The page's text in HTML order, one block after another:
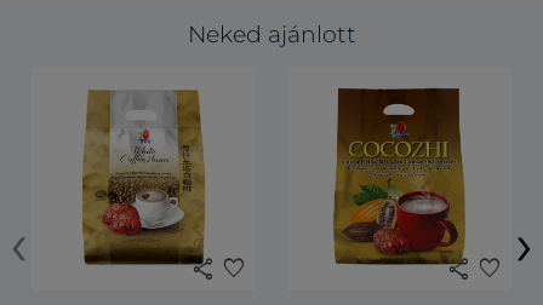
Neked ajánlott
share favorite share favorite
‹ ›